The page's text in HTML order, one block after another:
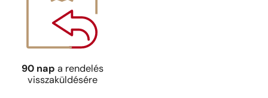
90 nap a rendelés
visszaküldésére